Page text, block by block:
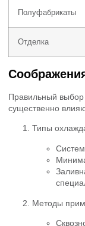
Полуфабрикаты
Отделка
Правильный
существенно
Типы
Методы